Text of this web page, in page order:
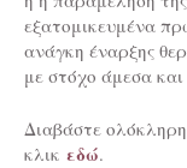
εξατομικευμένα
ανάγκη έναρξης
με στόχο άμεσα
Διαβάστε
κλικ εδώ.